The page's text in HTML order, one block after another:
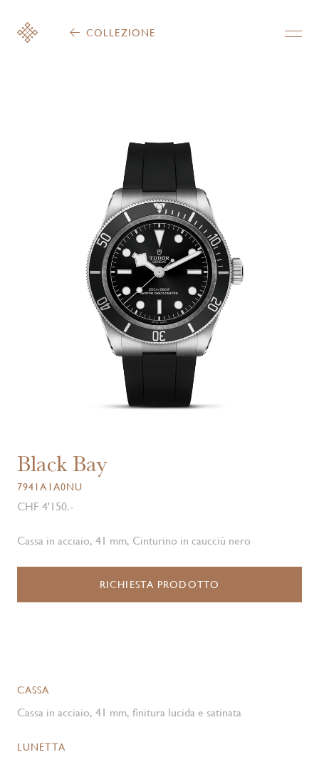
COLLEZIONE
Black Bay
7941A1A0NU
CHF 4'150.-
Cassa in acciaio, 41 mm, Cinturino in caucciù nero
RICHIESTA PRODOTTO
CASSA
Cassa in acciaio, 41 mm, finitura lucida e satinata
LUNETTA